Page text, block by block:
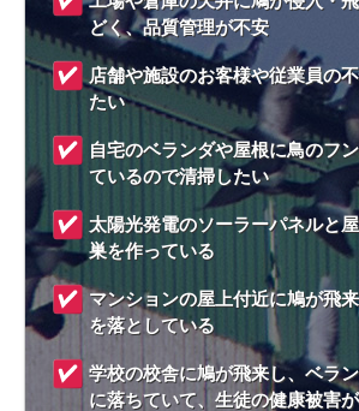
どく、品質管理が不安
店舗や施設のお客様や従業員の
たい
自宅のベランダや屋根に鳥のフ
ているので清掃したい
太陽光発電のソーラーパネルと
巣を作っている
マンションの屋上付近に鳩が飛
を落としている
学校の校舎に鳩が飛来し、ベラ
に落ちていて、生徒の健康被害